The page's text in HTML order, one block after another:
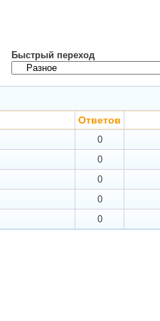
Быстрый переход
Ответов
0
0
0
0
0